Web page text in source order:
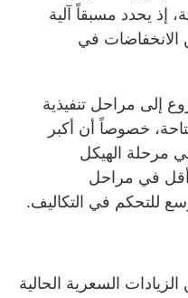
إذ يحدد مسبقاً آلية
الانخفاضات في
إلى مراحل تنفيذية
خصوصاً أن أكبر
مرحلة الهيكل
أقل في مراحل
للتحكم في التكاليف.
السعرية الحالية